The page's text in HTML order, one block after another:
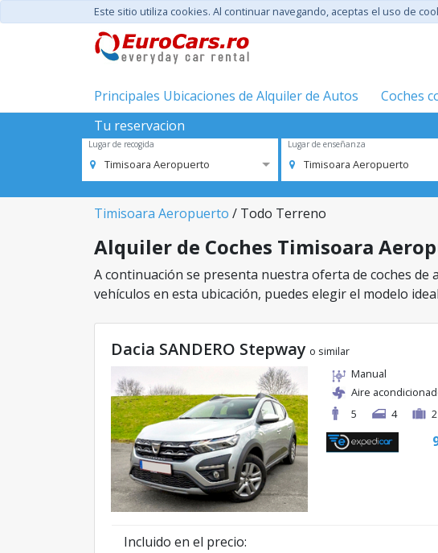
Este sitio utiliza cookies. Al continuar navegando, aceptas el uso de
Principales Ubicaciones de Alquiler de Autos Coches
Tu reservacion
Lugar de recogida
Timisoara Aeropuerto
Lugar de enseñanza
Timisoara Aeropuerto
Timisoara Aeropuerto / Todo Terreno
Alquiler de Coches Timisoara
A continuación se presenta nuestra oferta de coches
vehículos en esta ubicación, puedes elegir el modelo
Dacia SANDERO Stepway o similar
Manual
Aire
5
4 2
Incluido en el precio: